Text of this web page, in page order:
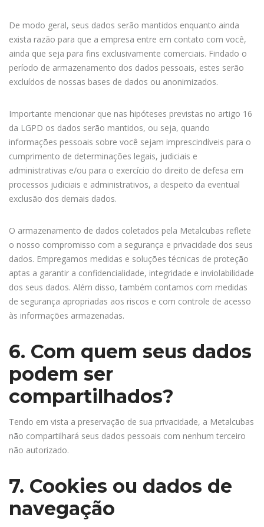
De modo geral, seus dados serão mantidos enquanto ainda
exista razão para que a empresa entre em contato com você,
ainda que seja para fins exclusivamente comerciais. Findado o
período de armazenamento dos dados pessoais, estes serão
excluídos de nossas bases de dados ou anonimizados.
Importante mencionar que nas hipóteses previstas no artigo 16
da LGPD os dados serão mantidos, ou seja, quando
informações pessoais sobre você sejam imprescindíveis para o
cumprimento de determinações legais, judiciais e
administrativas e/ou para o exercício do direito de defesa em
processos judiciais e administrativos, a despeito da eventual
exclusão dos demais dados.
O armazenamento de dados coletados pela Metalcubas reflete
o nosso compromisso com a segurança e privacidade dos seus
dados. Empregamos medidas e soluções técnicas de proteção
aptas a garantir a confidencialidade, integridade e inviolabilidade
dos seus dados. Além disso, também contamos com medidas
de segurança apropriadas aos riscos e com controle de acesso
às informações armazenadas.
6. Com quem seus dados
podem ser
compartilhados?
Tendo em vista a preservação de sua privacidade, a Metalcubas
não compartilhará seus dados pessoais com nenhum terceiro
não autorizado.
7. Cookies ou dados de
navegação